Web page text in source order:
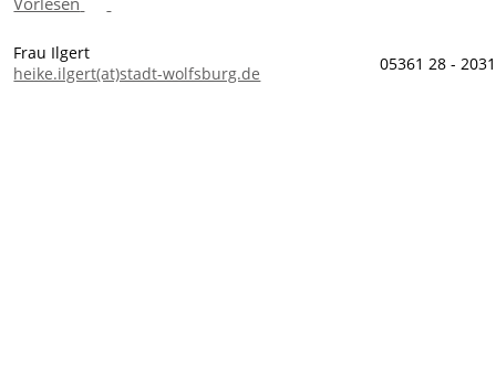
Frau Ilgert
heike.ilgert(at)stadt-wolfsburg.de
05361 28 - 2031